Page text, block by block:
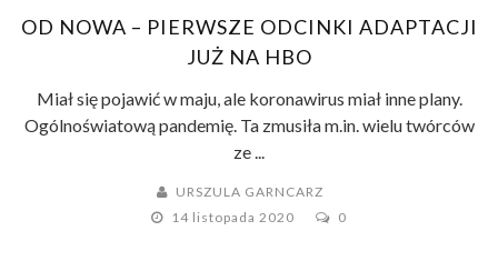
OD NOWA – PIERWSZE ODCINKI ADAPTACJI
JUŻ NA HBO
Miał się pojawić w maju, ale koronawirus miał inne plany.
Ogólnoświatową pandemię. Ta zmusiła m.in. wielu twórców
ze ...
URSZULA GARNCARZ
14 listopada 2020
0